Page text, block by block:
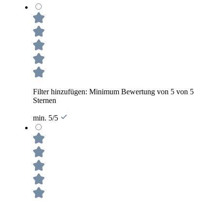
Filter hinzufügen: Minimum Bewertung von 5 von 5
Sternen
min. 5/5